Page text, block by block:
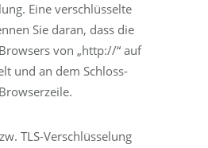
Eine verschlüsselte
Sie daran, dass die
von „http://“ auf
und an dem Schloss-
TLS-Verschlüsselung